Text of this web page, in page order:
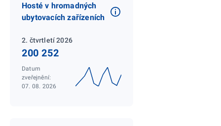
Hosté v hromadných
ubytovacích zařízeních
2. čtvrtletí 2026
200 252
Datum
zveřejnění:
07. 08. 2026